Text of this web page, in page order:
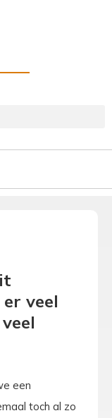
veel
een
toch al zo